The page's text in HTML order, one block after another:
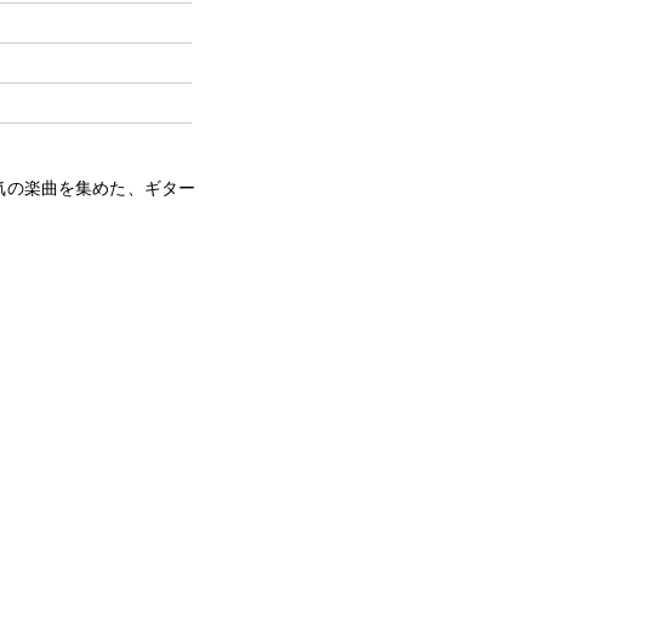
楽曲を集めた、ギター